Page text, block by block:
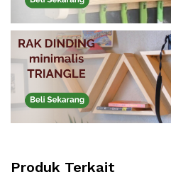
Produk Terkait